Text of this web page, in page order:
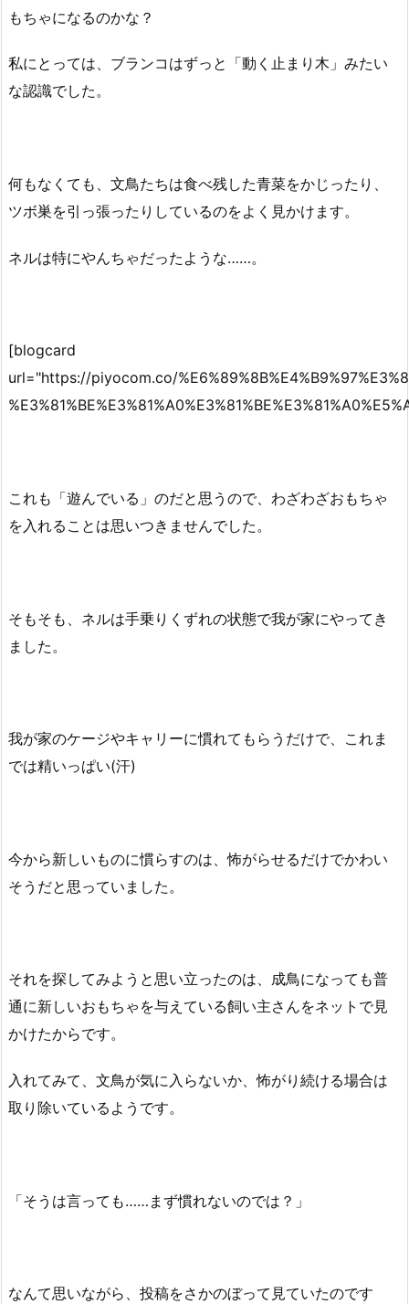
もちゃになるのかな？
私にとっては、ブランコはずっと「動く止まり木」みたい
な認識でした。
何もなくても、文鳥たちは食べ残した青菜をかじったり、
ツボ巣を引っ張ったりしているのをよく見かけます。
ネルは特にやんちゃだったような……。
[blogcard
url="https://piyocom.co/
これも「遊んでいる」のだと思うので、わざわざおもちゃ
を入れることは思いつきませんでした。
そもそも、ネルは手乗りくずれの状態で我が家にやってき
ました。
我が家のケージやキャリーに慣れてもらうだけで、これま
では精いっぱい(汗)
今から新しいものに慣らすのは、怖がらせるだけでかわい
そうだと思っていました。
それを探してみようと思い立ったのは、成鳥になっても普
通に新しいおもちゃを与えている飼い主さんをネットで見
かけたからです。
入れてみて、文鳥が気に入らないか、怖がり続ける場合は
取り除いているようです。
「そうは言っても……まず慣れないのでは？」
なんて思いながら、投稿をさかのぼって見ていたのです